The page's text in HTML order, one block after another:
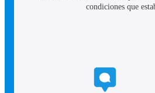
condiciones que